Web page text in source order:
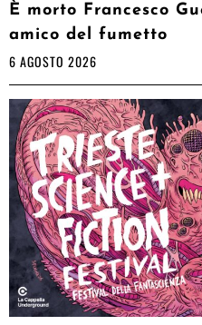
È morto Francesco
amico del fumetto
6 AGOSTO 2026